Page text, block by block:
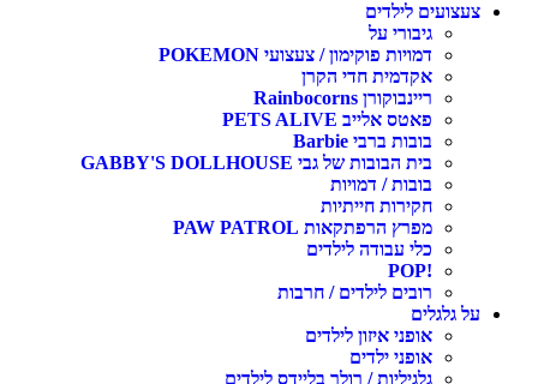
צעצועים לילדים
גיבורי על
דמויות פוקימון / צעצועי POKEMON
אקדמית חדי הקרן
ריינבוקורן Rainbocorns
פאטס אלייב PETS ALIVE
בובות ברבי Barbie
בית הבובות של גבי GABBY'S DOLLHOUSE
בובות / דמויות
חקירות חייתיות
מפרץ הרפתקאות PAW PATROL
כלי עבודה לילדים
!POP
רובים לילדים / חרבות
על גלגלים
אופני איזון לילדים
אופני ילדים
גלגיליות / רולר בליידס לילדים